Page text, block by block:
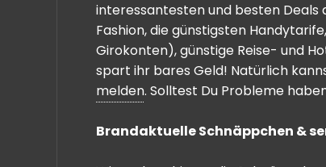
interessantesten und besten Deals
Fashion, die günstigsten
Girokonten), günstige Reise- und
spart ihr bares Geld! Natürlich
melden. Solltest Du Probleme
Brandaktuelle Schnäppchen &